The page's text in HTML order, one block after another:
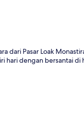
dari Pasar Loak
dengan bersantai di